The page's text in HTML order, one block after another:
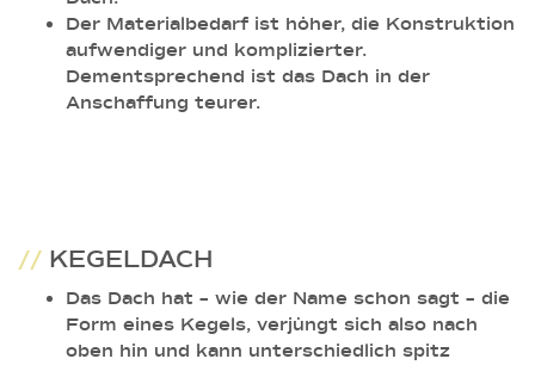
Der Materialbedarf ist höher, die Konstruktion
aufwendiger und komplizierter.
Dementsprechend ist das Dach in der
Anschaffung teurer.
// KEGELDACH
Das Dach hat – wie der Name schon sagt – die
Form eines Kegels, verjüngt sich also nach
oben hin und kann unterschiedlich spitz